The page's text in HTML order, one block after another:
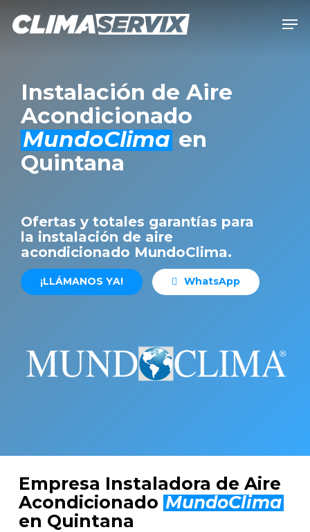
Instalación de Aire
Acondicionado
MundoClima en
Quintana
Ofertas y totales garantías para
la instalación de aire
acondicionado MundoClima.
¡LLÁMANOS YA! WhatsApp
Empresa Instaladora de Aire
Acondicionado MundoClima
en Quintana